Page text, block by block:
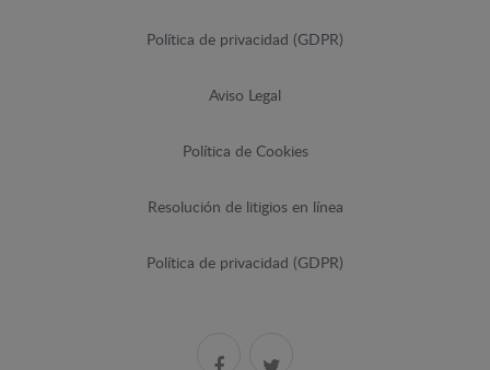
Política de privacidad (GDPR)
Aviso Legal
Política de Cookies
Resolución de litigios en línea
Política de privacidad (GDPR)